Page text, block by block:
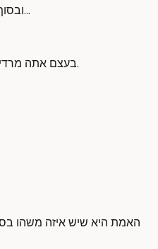
ובסוף כשזה כבר נשמע ממש כמו סיפור...
בעצם אתה מרדים את הילד, ומשתמש בזה לעבודה.
האמת היא שיש איזה משהו